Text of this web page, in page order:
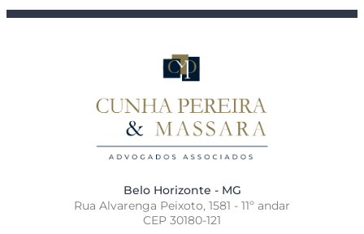
Belo Horizonte - MG
Rua Alvarenga Peixoto, 1581 - 11º andar
CEP 30180-121